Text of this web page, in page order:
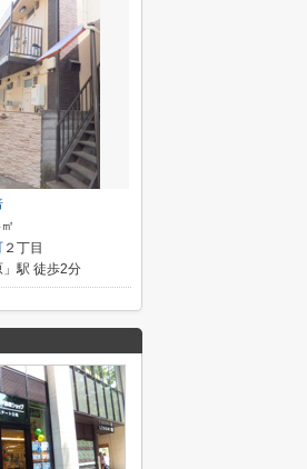
２丁目
駅 徒歩2分